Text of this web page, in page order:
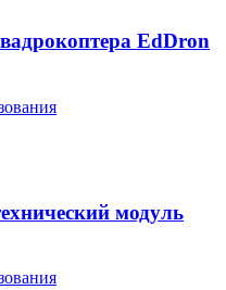
EdDron
модуль